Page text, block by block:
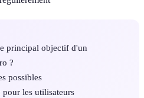
principal objectif d'un
?
possibles
les utilisateurs